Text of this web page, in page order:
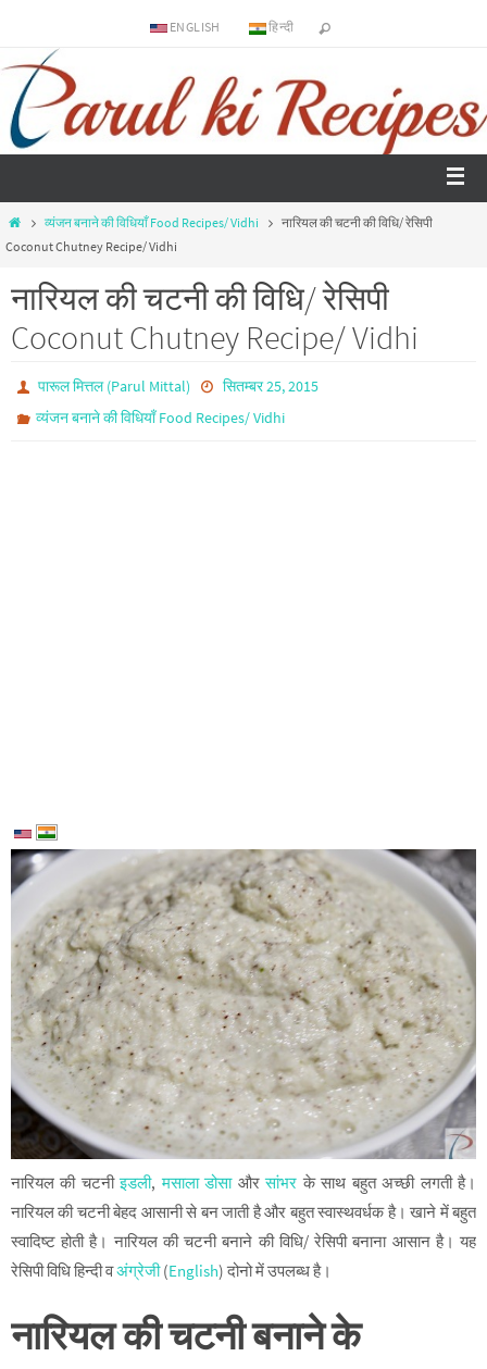
ENGLISH हिन्दी
व्यंजन बनाने की विधियाँ Food Recipes/ Vidhi
नारियल की चटनी की विधि/ रेसिपी
Coconut Chutney Recipe/ Vidhi
नारियल की चटनी की विधि/ रेसिपी
Coconut Chutney Recipe/ Vidhi
पारूल मित्तल (Parul Mittal)
सितम्बर 25, 2015
व्यंजन बनाने की विधियाँ Food Recipes/ Vidhi
नारियल की चटनीइडली,मसाला डोसाऔरसांभर के साथ बहुत अच्छी लगती है।
नारियल की चटनी बेहद आसानी से बन जाती है और बहुत स्वास्थवर्धक है। खाने में बहुत
स्वादिष्ट होती है। नारियल की चटनी बनाने की विधि/ रेसिपी बनाना आसान है। यह
रेसिपी विधि हिन्दी वअंग्रेजी(English) दोनो में उपलब्ध है।
नारियल की चटनी बनाने के